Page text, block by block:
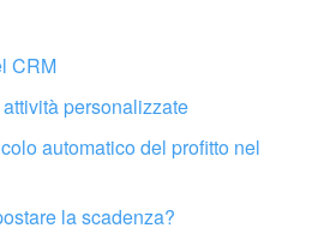
CRM
personalizzate
automatico del profitto nel
la scadenza?